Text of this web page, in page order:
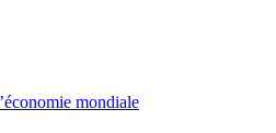
mondiale